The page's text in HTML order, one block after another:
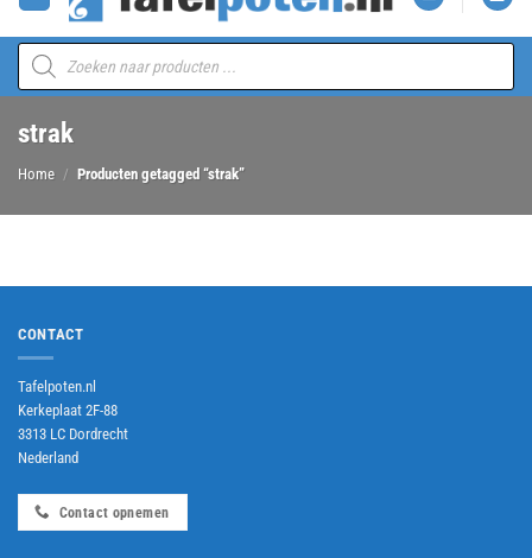
6
minuten
en
inhoud
Producten
zoeken
strak
Home / Producten getagged “strak”
CONTACT
Tafelpoten.nl
Kerkeplaat 2F-88
3313 LC Dordrecht
Nederland
Contact opnemen